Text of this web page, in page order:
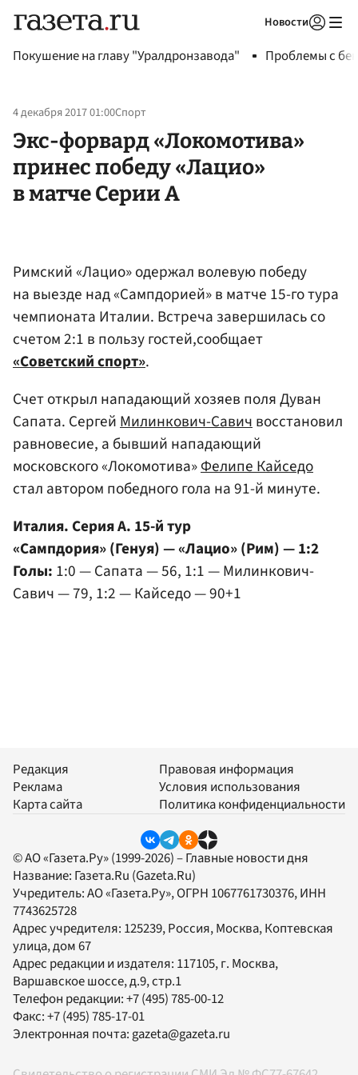
Новости
Покушение на главу "Уралдронзавода" Проблемы с
4 декабря 2017 01:00Спорт
Экс-форвард «Локомотива»
принес победу «Лацио»
в матче Серии А
Римский «Лацио» одержал волевую победу
на выезде над «Сампдорией» в матче 15-го тура
чемпионата Италии. Встреча завершилась со
счетом 2:1 в пользу гостей,сообщает
«Советский спорт».
Счет открыл нападающий хозяев поля Дуван
Сапата. СергейМилинкович-Савичвосстановил
равновесие, а бывший нападающий
московского «Локомотива»Фелипе Кайседо
стал автором победного гола на 91-й минуте.
Италия. Серия А. 15-й тур
«Сампдория» (Генуя) — «Лацио» (Рим) — 1:2
Голы: 1:0 — Сапата — 56, 1:1 — Милинкович-
Савич — 79, 1:2 — Кайседо — 90+1
Редакция
Реклама
Карта сайта
Правовая информация
Условия использования
Политика конфиденциальности
© АО «Газета.Ру» (1999-2026) – Главные новости дня
Название: Газета.Ru (Gazeta.Ru)
Учредитель:АО «Газета.Ру», ОГРН 1067761730376, ИНН
7743625728
Адрес учредителя: 125239, Россия, Москва, Коптевская
улица, дом 67
Адрес редакции и издателя: 117105, г. Москва,
Варшавское шоссе, д.9, стр.1
Телефон редакции:+7 (495) 785-00-12
Факс:+7 (495) 785-17-01
Электронная почта: gazeta@gazeta.ru